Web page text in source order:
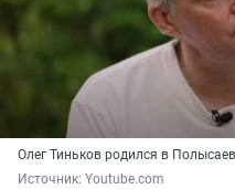
Олег Тиньков родился в
Источник: Youtube.com